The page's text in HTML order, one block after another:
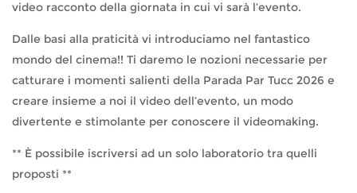
video racconto della giornata in cui vi sarà l’evento.
Dalle basi alla praticità vi introduciamo nel fantastico
mondo del cinema!! Ti daremo le nozioni necessarie per
catturare i momenti salienti della Parada Par Tucc 2026 e
creare insieme a noi il video dell’evento, un modo
divertente e stimolante per conoscere il videomaking.
** È possibile iscriversi ad un solo laboratorio tra quelli
proposti **